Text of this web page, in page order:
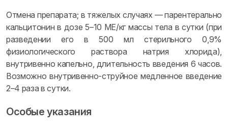
Отмена препарата; в тяжелых случаях — парентерально
кальцитонин в дозе 5–10 МЕ/кг массы тела в сутки (при
разведении его в 500 мл стерильного 0,9%
физиологического раствора натрия хлорида),
внутривенно капельно, длительность введения 6 часов.
Возможно внутривенно-струйное медленное введение
2–4 раза в сутки.
Особые указания